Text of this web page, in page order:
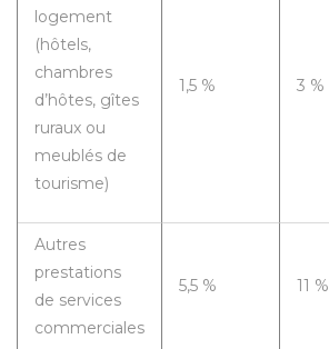
logement
(hôtels,
chambres
d’hôtes, gîtes
ruraux ou
meublés de
tourisme)
1,5 % 3 %
Autres
prestations
de services
commerciales
5,5 % 11 %